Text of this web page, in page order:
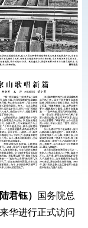
君钰）
国务院总
华进行正式访问